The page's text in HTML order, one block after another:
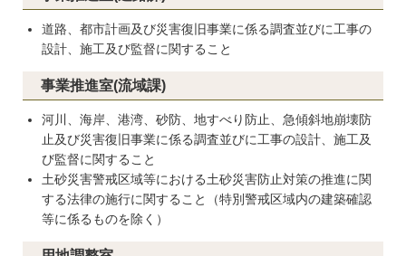
道路、都市計画及び災害復旧事業に係る調査並びに工事の
設計、施工及び監督に関すること
事業推進室(流域課)
河川、海岸、港湾、砂防、地すべり防止、急傾斜地崩壊防
止及び災害復旧事業に係る調査並びに工事の設計、施工及
び監督に関すること
土砂災害警戒区域等における土砂災害防止対策の推進に関
する法律の施行に関すること（特別警戒区域内の建築確認
等に係るものを除く）